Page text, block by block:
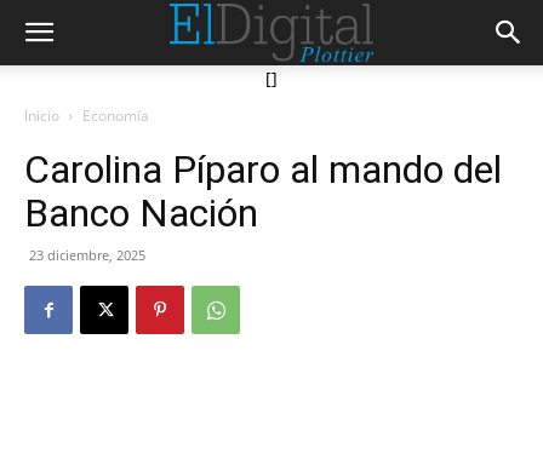
[]
Inicio Economía
Carolina Píparo al mando del
Banco Nación
23 diciembre, 2025